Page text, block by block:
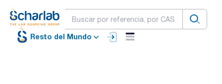
Resto del Mundo